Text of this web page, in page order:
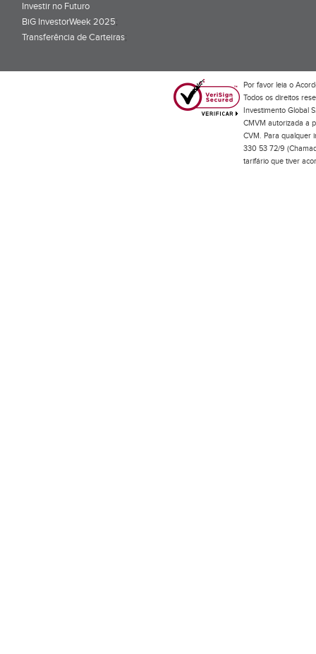
Investir no Futuro
BiG InvestorWeek 2025;
Transferência de Carteiras;
Por favor leia o
Todos os direitos
Investimento Global
CMVM autorizada a
CVM. Para qualquer
330 53 72/9
tarifário que tiver